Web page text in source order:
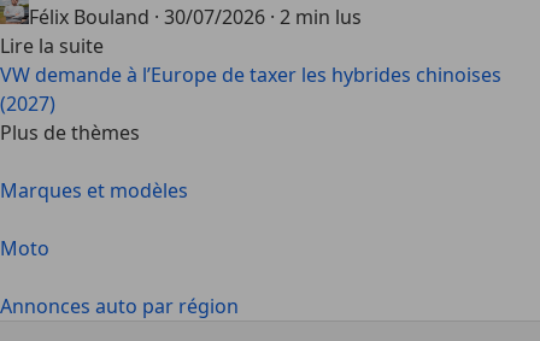
Félix Bouland · 30/07/2026 · 2 min lus
Lire la suite
VW demande à l’Europe de taxer les hybrides chinoises
(2027)
Plus de thèmes
Marques et modèles
Moto
Annonces auto par région